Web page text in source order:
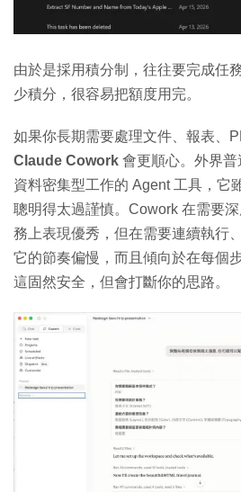
由於是採用積分制，往往要完成任
少積分，很容易把額度用完。
如果你長期需要處理文件、報表、
Claude Cowork 會更順心。外界
資料密集型工作的 Agent 工具，它
聰明得太過謹慎。Cowork 在需要
務上表現優秀，但在需要連續執行
它的節奏偏慢，而且傾向於在每個
這固然安全，但會打斷你的思路。